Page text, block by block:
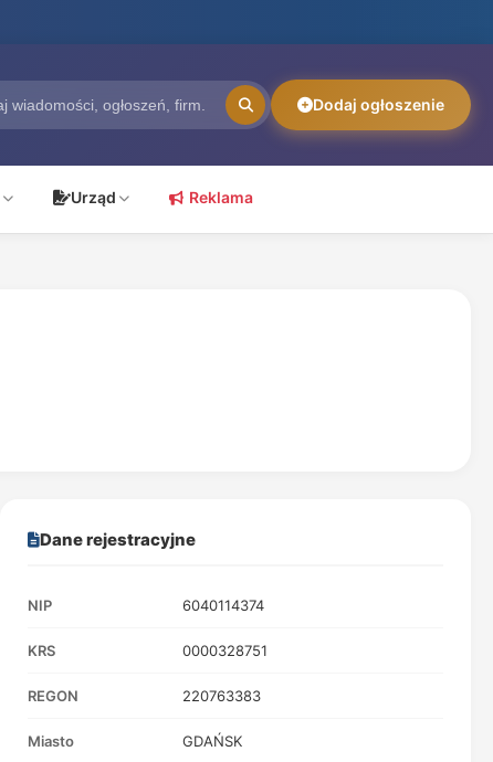
Dodaj ogłoszenie
Urząd Reklama
Dane rejestracyjne
NIP 6040114374
KRS 0000328751
REGON 220763383
Miasto GDAŃSK